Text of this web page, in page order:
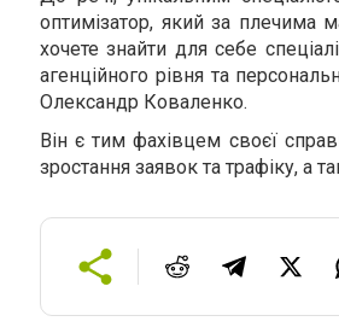
оптимізатор, який за плечима
хочете знайти для себе
агенційного рівня та
Олександр Коваленко.
Він є тим фахівцем своєї
зростання заявок та трафіку, а